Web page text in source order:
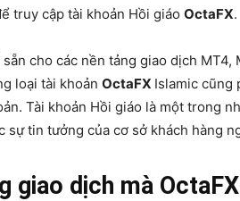
truy cập tài khoản Hồi giáo OctaFX.
sẵn cho các nền tảng giao dịch
loại tài khoản OctaFX Islamic cũng
Tài khoản Hồi giáo là một trong
sự tin tưởng của cơ sở khách hàng
giao dịch mà